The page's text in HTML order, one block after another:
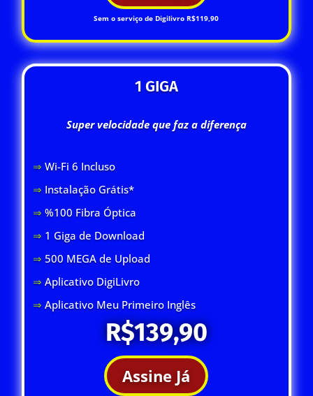
Sem o serviço de Digilivro R$119,90
1 GIGA
Super velocidade que faz a diferença
⇒ Wi-Fi 6 Incluso
⇒ Instalação Grátis*
⇒ %100 Fibra Óptica
⇒ 1 Giga de Download
⇒ 500 MEGA de Upload
⇒Aplicativo DigiLivro
⇒Aplicativo Meu Primeiro Inglês
R$139,90
Assine Já